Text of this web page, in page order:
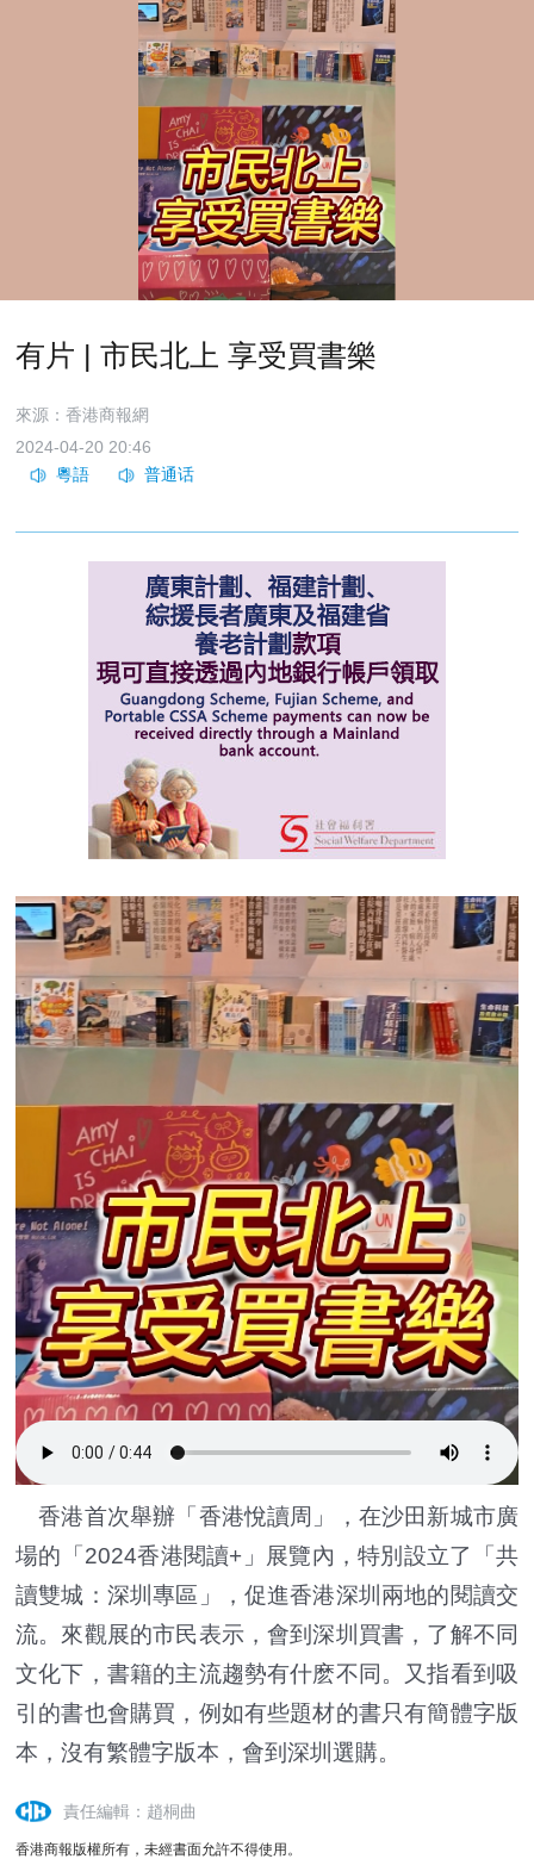
有片 | 市民北上 享受買書樂
來源：香港商報網
2024-04-20 20:46
香港首次舉辦「香港悅讀周」，在沙田新城市廣
場的「2024香港閱讀+」展覽內，特別設立了「共
讀雙城：深圳專區」，促進香港深圳兩地的閱讀交
流。來觀展的市民表示，會到深圳買書，了解不同
文化下，書籍的主流趨勢有什麽不同。又指看到吸
引的書也會購買，例如有些題材的書只有簡體字版
本，沒有繁體字版本，會到深圳選購。
責任編輯：趙桐曲
香港商報版權所有，未經書面允許不得使用。